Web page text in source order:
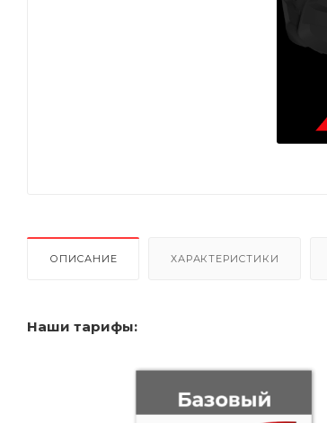
ОПИСАНИЕ ХАРАКТЕРИСТИКИ
Наши тарифы: